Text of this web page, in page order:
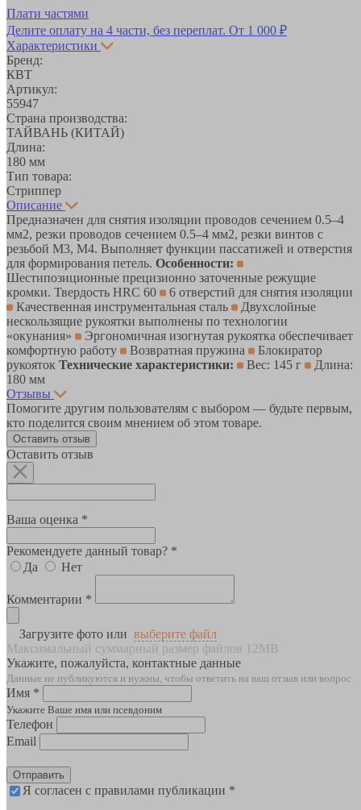
Плати частями
Делите оплату на 4 части, без переплат. От 1 000 ₽
Характеристики
Бренд:
КВТ
Артикул:
55947
Страна производства:
ТАЙВАНЬ (КИТАЙ)
Длина:
180 мм
Тип товара:
Стриппер
Описание
Предназначен для снятия изоляции проводов сечением 0.5–4
мм2, резки проводов сечением 0.5–4 мм2, резки винтов с
резьбой М3, М4. Выполняет функции пассатижей и отверстия
для формирования петель. Особенности:
Шестипозиционные прецизионно заточенные режущие
кромки. Твердость HRC 60
6 отверстий для снятия изоляции
Качественная инструментальная сталь
Двухслойные
нескользящие рукоятки выполнены по технологии
«окунания»
Эргономичная изогнутая рукоятка обеспечивает
комфортную работу
Возвратная пружина
Блокиратор
рукояток Технические характеристики: Вес: 145 г
Длина:
180 мм
Отзывы
Помогите другим пользователям с выбором — будьте первым,
кто поделится своим мнением об этом товаре.
Оставить отзыв
Оставить отзыв
Ваша оценка *
Рекомендуете данный товар? *
Да
Нет
Комментарии *
Загрузите фото или выберите файл
Максимальный суммарный размер файлов 12MB
Укажите, пожалуйста, контактные данные
Данные не публикуются и нужны, чтобы ответить на ваш отзыв или вопрос
Имя *
Укажите Ваше имя или псевдоним
Телефон
Email
Отправить
Я согласен с правилами публикации *